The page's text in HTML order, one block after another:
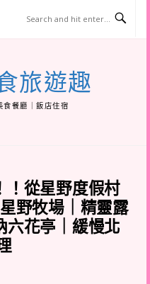
旅遊趣
食餐廳｜飯店住宿
！從星野度假村
野牧場｜精靈露
六花亭｜緩慢北